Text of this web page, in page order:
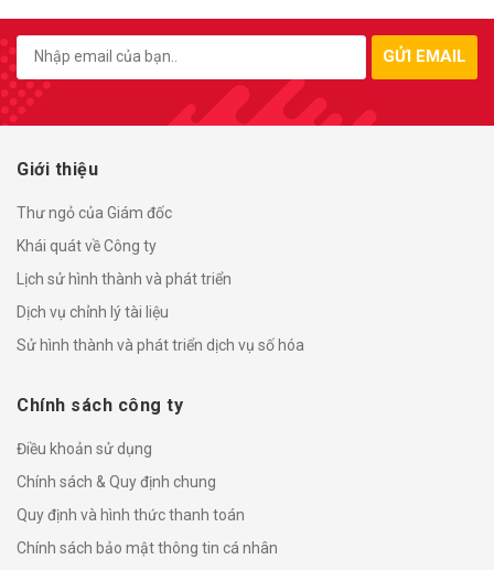
GỬI EMAIL
Giới thiệu
Thư ngỏ của Giám đốc
Khái quát về Công ty
Lịch sử hình thành và phát triển
Dịch vụ chỉnh lý tài liệu
Sử hình thành và phát triển dịch vụ số hóa
Chính sách công ty
Điều khoản sử dụng
Chính sách & Quy định chung
Quy định và hình thức thanh toán
Chính sách bảo mật thông tin cá nhân